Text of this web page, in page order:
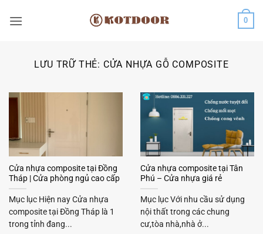
qua
0
LƯU TRỮ THẺ: CỬA NHỰA GỖ COMPOSITE
Cửa nhựa composite tại Đồng
Tháp | Cửa phòng ngủ cao cấp
Mục lục Hiện nay Cửa nhựa
composite tại Đồng Tháp là 1
trong tỉnh đang...
Cửa nhựa composite tại Tân
Phú – Cửa nhựa giá rẻ
Mục lục Với nhu cầu sử dụng
nội thất trong các chung
cư,tòa nhà,nhà ở...